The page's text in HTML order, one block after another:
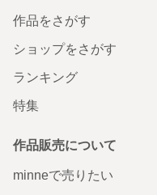
作品をさがす
ショップをさがす
ランキング
特集
作品販売について
minneで売りたい